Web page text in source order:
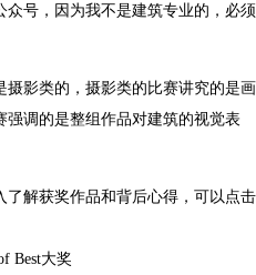
号，因为我不是建筑专业的，必须
影类的，摄影类的比赛讲究的是画
强调的是整组作品对建筑的视觉表
解获奖作品和背后心得，可以点击
Best大奖